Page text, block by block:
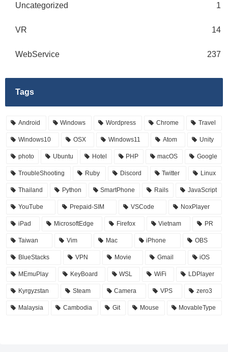
Uncategorized 1
VR 14
WebService 237
Tags
Android Windows Wordpress Chrome Travel
Windows10 OSX Windows11 Atom Unity
photo Ubuntu Hotel PHP macOS Google
TroubleShooting Ruby Discord Twitter Linux
Thailand Python SmartPhone Rails JavaScript
YouTube Prepaid-SIM VSCode NoxPlayer
iPad MicrosoftEdge Firefox Vietnam PR
Taiwan Vim Mac iPhone OBS
BlueStacks VPN Movie Gmail iOS
MEmuPlay KeyBoard WSL WiFi LDPlayer
Kyrgyzstan Steam Camera VPS zero3
Malaysia Cambodia Git Mouse MovableType